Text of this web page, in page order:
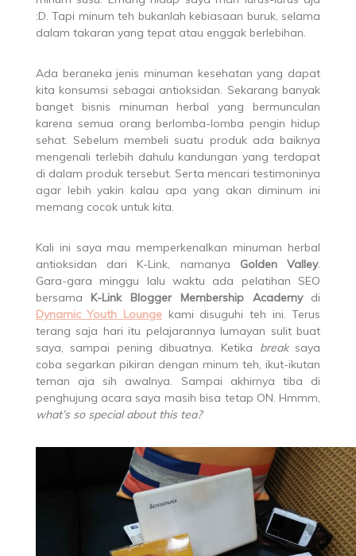
:D. Tapi minum teh bukanlah kebiasaan buruk, selama
dalam takaran yang tepat atau enggak berlebihan.
Ada beraneka jenis minuman kesehatan yang dapat
kita konsumsi sebagai antioksidan. Sekarang banyak
banget bisnis minuman herbal yang bermunculan
karena semua orang berlomba-lomba pengin hidup
sehat. Sebelum membeli suatu produk ada baiknya
mengenali terlebih dahulu kandungan yang terdapat
di dalam produk tersebut. Serta mencari testimoninya
agar lebih yakin kalau apa yang akan diminum ini
memang cocok untuk kita.
Kali ini saya mau memperkenalkan minuman herbal
antioksidan dari K-Link, namanya Golden Valley.
Gara-gara minggu lalu waktu ada pelatihan SEO
bersama K-Link Blogger Membership Academydi
Dynamic Youth Lounge kami disuguhi teh ini. Terus
terang saja hari itu pelajarannya lumayan sulit buat
saya, sampai pening dibuatnya. Ketika breaksaya
coba segarkan pikiran dengan minum teh, ikut-ikutan
teman aja sih awalnya. Sampai akhirnya tiba di
penghujung acara saya masih bisa tetap ON. Hmmm,
what’s so special about this tea?